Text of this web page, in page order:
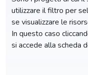
utilizzare il filtro per
se visualizzare le
In questo caso
si accede alla scheda